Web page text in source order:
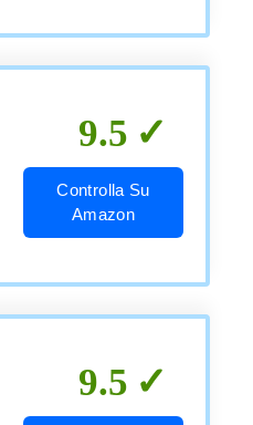
9.5
Controlla Su
Amazon
9.5